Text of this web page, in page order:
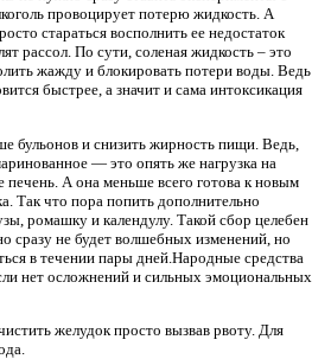
провоцирует потерю жидкость. А
стараться восполнить ее недостаток
рассол. По сути, соленая жидкость – это
жажду и блокировать потери воды. Ведь
быстрее, а значит и сама интоксикация
бульонов и снизить жирность пищи. Ведь,
— это опять же нагрузка на
А она меньше всего готова к новым
Так что пора попить дополнительно
ромашку и календулу. Такой сбор целебен
сразу не будет волшебных изменений, но
в течении пары дней.Народные средства
нет осложнений и сильных эмоциональных
желудок просто вызвав рвоту. Для